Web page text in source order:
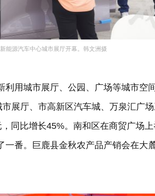
能源汽车中心城市展厅开幕。韩文洲摄
用城市展厅、公园、广场等城市空
展厅、市高新区汽车城、万泉汇广
同比增长45%。南和区在商贸广场上
番。巨鹿县金秋农产品产销会在大